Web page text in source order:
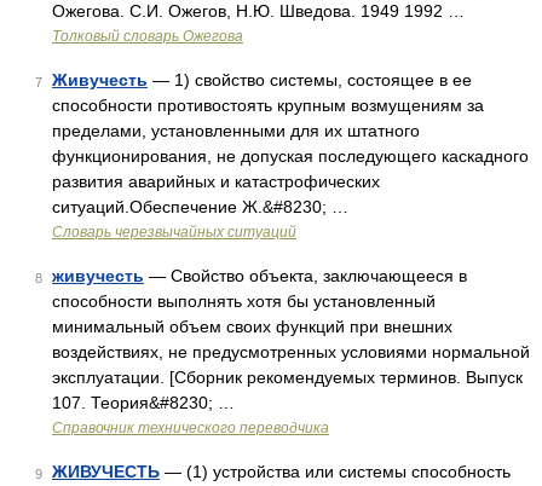
Ожегова. С.И. Ожегов, Н.Ю. Шведова. 1949 1992 …
Толковый словарь Ожегова
7 Живучесть — 1) свойство системы, состоящее в ее
способности противостоять крупным возмущениям за
пределами, установленными для их штатного
функционирования, не допуская последующего каскадного
развития аварийных и катастрофических
ситуаций.Обеспечение Ж.&#8230; …
Словарь черезвычайных ситуаций
8 живучесть — Свойство объекта, заключающееся в
способности выполнять хотя бы установленный
минимальный объем своих функций при внешних
воздействиях, не предусмотренных условиями нормальной
эксплуатации. [Сборник рекомендуемых терминов. Выпуск
107. Теория&#8230; …
Справочник технического переводчика
9 ЖИВУЧЕСТЬ — (1) устройства или системы способность